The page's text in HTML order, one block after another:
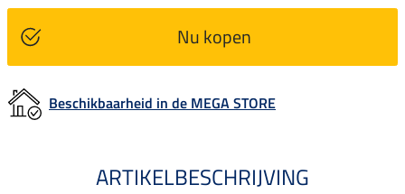
Nu kopen
Beschikbaarheid in de MEGA STORE
ARTIKELBESCHRIJVING